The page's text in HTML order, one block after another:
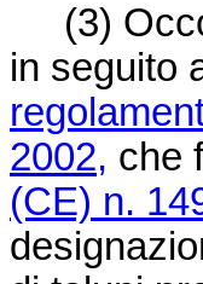
(3)
in seguito
2002, che
(CE) n.